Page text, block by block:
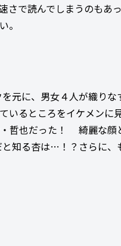
さで読んでしまうのもあ
。
元に、男女４人が織り
いるところをイケメン
哲也だった！ 綺麗な
知る杏は…！？さらに